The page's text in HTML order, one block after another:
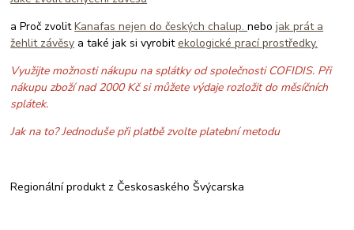
a Proč zvolitKanafas nejen do českých chalup.nebojak prát a
žehlit závěsy a také jak si vyrobitekologické prací prostředky.
Využijte možnosti nákupu na splátky od společnosti COFIDIS. Při
nákupu zboží nad 2000 Kč si můžete výdaje rozložit do měsíčních
splátek.
Jak na to? Jednoduše při platbě zvolte platební metodu
Regionální produkt z Českosaského Švýcarska